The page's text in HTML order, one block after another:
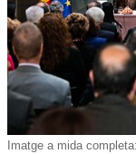
Imatge a mida completa: